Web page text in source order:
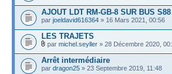
AJOUT LDT RM-GB-8 SUR BUS S88
par joeldavid616364 » 16 Mars 2021, 00:56
LES TRAJETS
par michel.seyller » 28 Décembre 2020,
Arrêt intermédiaire
par dragon25 » 23 Septembre 2019, 11:48